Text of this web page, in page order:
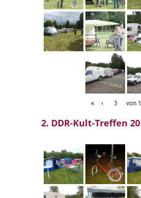
« ‹ von
2. DDR-Kult-Treffen